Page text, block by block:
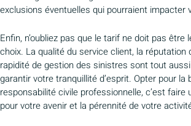
exclusions éventuelles qui pourraient impacter
Enfin, n’oubliez pas que le tarif ne doit pas être
choix. La qualité du service client, la réputation
rapidité de gestion des sinistres sont tout
garantir votre tranquillité d’esprit. Opter pour la
responsabilité civile professionnelle, c’est faire
pour votre avenir et la pérennité de votre